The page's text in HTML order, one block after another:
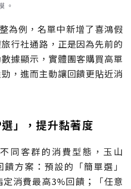
。
為例，名單中新增了喜鴻假
行社通路，正是因為先前的
數據顯示，實體團客購買高單
，進而主動讓回饋更貼近消
」，提升黏著度
同客群的消費型態，玉山
方案：預設的「簡單選」
消費最高3%回饋；「任意